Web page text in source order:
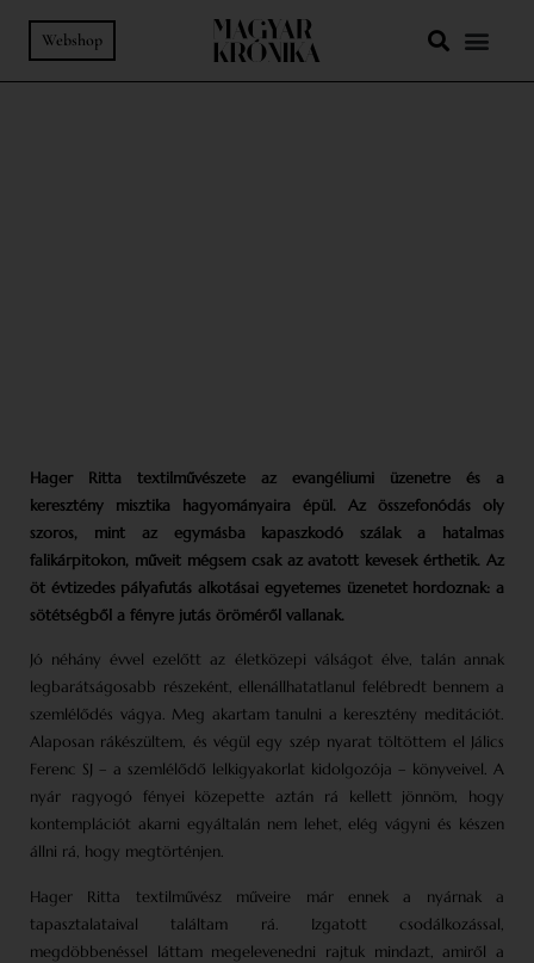
Webshop
Hager Ritta textilművészete az evangéliumi üzenetre és a
keresztény misztika hagyományaira épül. Az összefonódás oly
szoros, mint az egymásba kapaszkodó szálak a hatalmas
falikárpitokon, műveit mégsem csak az avatott kevesek érthetik. Az
öt évtizedes pályafutás alkotásai egyetemes üzenetet hordoznak: a
sötétségből a fényre jutás öröméről vallanak.
Jó néhány évvel ezelőtt az életközepi válságot élve, talán annak
legbarátságosabb részeként, ellenállhatatlanul felébredt bennem a
szemlélődés vágya. Meg akartam tanulni a keresztény meditációt.
Alaposan rákészültem, és végül egy szép nyarat töltöttem el Jálics
Ferenc SJ – a szemlélődő lelkigyakorlat kidolgozója – könyveivel. A
nyár ragyogó fényei közepette aztán rá kellett jönnöm, hogy
kontemplációt akarni egyáltalán nem lehet, elég vágyni és készen
állni rá, hogy megtörténjen.
Hager Ritta textilművész műveire már ennek a nyárnak a
tapasztalataival találtam rá. Izgatott csodálkozással,
megdöbbenéssel láttam megelevenedni rajtuk mindazt, amiről a